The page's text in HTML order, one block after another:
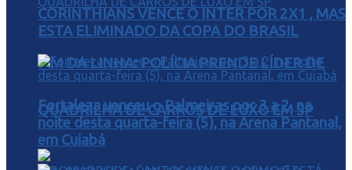
FIM DA LINHA: POLÍCIA PRENDE LÍDER DE
QUADRILHA DE CARROS DE LUXO EM SP
CORINTHIANS VENCE O INTER POR 2X1 , MAS
ESTA ELIMINADO DA COPA DO BRASIL
Fortaleza venceu o Palmeiras por 3 a 2, na
noite desta quarta-feira (5), na Arena Pantanal,
em Cuiabá